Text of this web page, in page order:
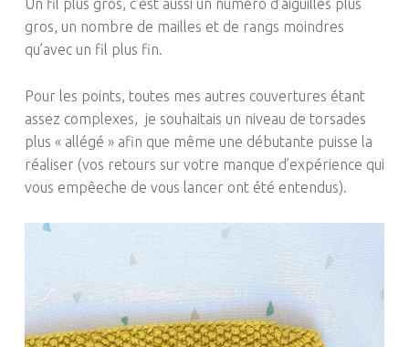
Un fil plus gros, c’est aussi un numéro d’aiguilles plus
gros, un nombre de mailles et de rangs moindres
qu’avec un fil plus fin.
Pour les points, toutes mes autres couvertures étant
assez complexes, je souhaitais un niveau de torsades
plus « allégé » afin que même une débutante puisse la
réaliser (vos retours sur votre manque d’expérience qui
vous empêeche de vous lancer ont été entendus).